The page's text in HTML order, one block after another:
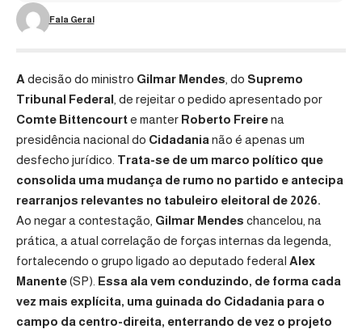
Fala Geral
A decisão do ministro Gilmar Mendes , do Supremo
Tribunal Federal , de rejeitar o pedido apresentado por
Comte Bittencourte manter Roberto Freirena
presidência nacional do Cidadania não é apenas um
desfecho jurídico. Trata-se de um marco político que
consolida uma mudança de rumo no partido e antecipa
rearranjos relevantes no tabuleiro eleitoral de 2026.
Ao negar a contestação, Gilmar Mendes chancelou, na
prática, a atual correlação de forças internas da legenda,
fortalecendo o grupo ligado ao deputado federal Alex
Manente(SP). Essa ala vem conduzindo, de forma cada
vez mais explícita, uma guinada do Cidadania para o
campo da centro-direita, enterrando de vez o projeto